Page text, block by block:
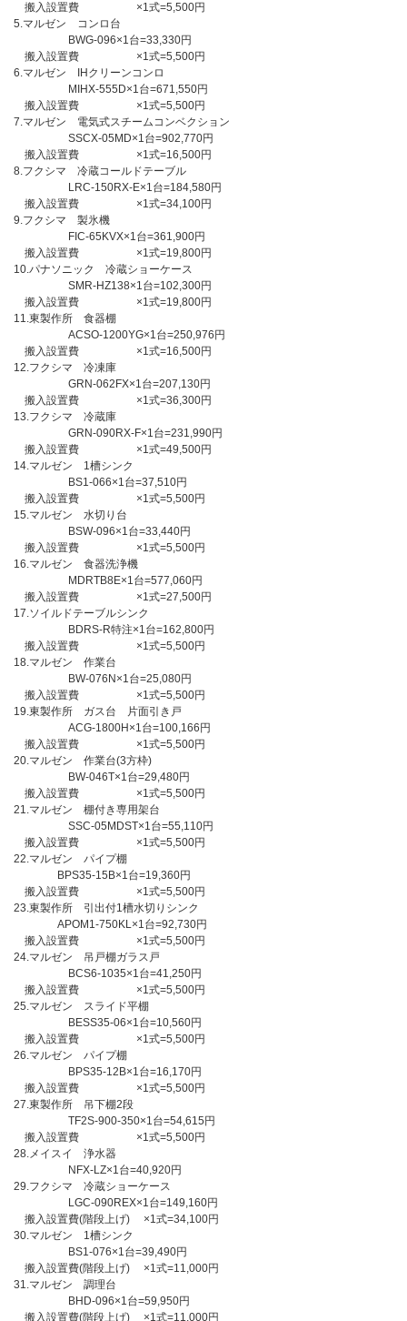
搬入設置費 ×1式=5,500円
5.マルゼン コンロ台
BWG-096×1台=33,330円
搬入設置費 ×1式=5,500円
6.マルゼン IHクリーンコンロ
MIHX-555D×1台=671,550円
搬入設置費 ×1式=5,500円
7.マルゼン 電気式スチームコンベクション
SSCX-05MD×1台=902,770円
搬入設置費 ×1式=16,500円
8.フクシマ 冷蔵コールドテーブル
LRC-150RX-E×1台=184,580円
搬入設置費 ×1式=34,100円
9.フクシマ 製氷機
FIC-65KVX×1台=361,900円
搬入設置費 ×1式=19,800円
10.パナソニック 冷蔵ショーケース
SMR-HZ138×1台=102,300円
搬入設置費 ×1式=19,800円
11.東製作所 食器棚
ACSO-1200YG×1台=250,976円
搬入設置費 ×1式=16,500円
12.フクシマ 冷凍庫
GRN-062FX×1台=207,130円
搬入設置費 ×1式=36,300円
13.フクシマ 冷蔵庫
GRN-090RX-F×1台=231,990円
搬入設置費 ×1式=49,500円
14.マルゼン 1槽シンク
BS1-066×1台=37,510円
搬入設置費 ×1式=5,500円
15.マルゼン 水切り台
BSW-096×1台=33,440円
搬入設置費 ×1式=5,500円
16.マルゼン 食器洗浄機
MDRTB8E×1台=577,060円
搬入設置費 ×1式=27,500円
17.ソイルドテーブルシンク
BDRS-R特注×1台=162,800円
搬入設置費 ×1式=5,500円
18.マルゼン 作業台
BW-076N×1台=25,080円
搬入設置費 ×1式=5,500円
19.東製作所 ガス台 片面引き戸
ACG-1800H×1台=100,166円
搬入設置費 ×1式=5,500円
20.マルゼン 作業台(3方枠)
BW-046T×1台=29,480円
搬入設置費 ×1式=5,500円
21.マルゼン 棚付き専用架台
SSC-05MDST×1台=55,110円
搬入設置費 ×1式=5,500円
22.マルゼン パイプ棚
BPS35-15B×1台=19,360円
搬入設置費 ×1式=5,500円
23.東製作所 引出付1槽水切りシンク
APOM1-750KL×1台=92,730円
搬入設置費 ×1式=5,500円
24.マルゼン 吊戸棚ガラス戸
BCS6-1035×1台=41,250円
搬入設置費 ×1式=5,500円
25.マルゼン スライド平棚
BESS35-06×1台=10,560円
搬入設置費 ×1式=5,500円
26.マルゼン パイプ棚
BPS35-12B×1台=16,170円
搬入設置費 ×1式=5,500円
27.東製作所 吊下棚2段
TF2S-900-350×1台=54,615円
搬入設置費 ×1式=5,500円
28.メイスイ 浄水器
NFX-LZ×1台=40,920円
29.フクシマ 冷蔵ショーケース
LGC-090REX×1台=149,160円
搬入設置費(階段上げ) ×1式=34,100円
30.マルゼン 1槽シンク
BS1-076×1台=39,490円
搬入設置費(階段上げ) ×1式=11,000円
31.マルゼン 調理台
BHD-096×1台=59,950円
搬入設置費(階段上げ) ×1式=11,000円